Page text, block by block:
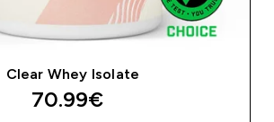
Clear Whey Isolate
70.99€‎